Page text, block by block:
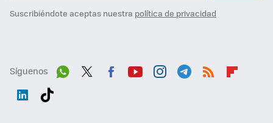
Suscribiéndote aceptas nuestra política de privacidad
Síguenos